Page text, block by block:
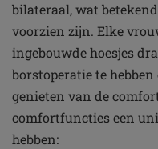
bilateraal, wat
voorzien zijn. Elke
ingebouwde hoesjes
borstoperatie te
genieten van de
comfortfuncties een
hebben: